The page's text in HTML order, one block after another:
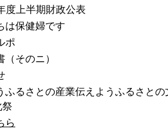
度上半期財政公表
は保健婦です
ポ
（そのニ）
ふるさとの産業伝えようふるさと
祭
ら